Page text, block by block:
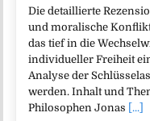
Die detaillierte
und moralische
das tief in die
individueller Freiheit
Analyse der
werden. Inhalt und
Philosophen Jonas [...]